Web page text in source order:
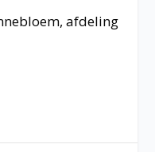
afdeling